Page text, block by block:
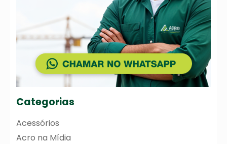
Categorias
Acessórios
Acro na Mídia